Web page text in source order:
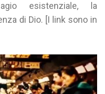
esistenziale, la
di Dio. [I link sono in